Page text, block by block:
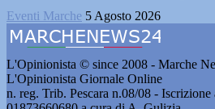
Eventi Marche 5 Agosto 2026
L'Opinionista © since 2008 - Marche
L'Opinionista Giornale Online
n. reg. Trib. Pescara n.08/08 -